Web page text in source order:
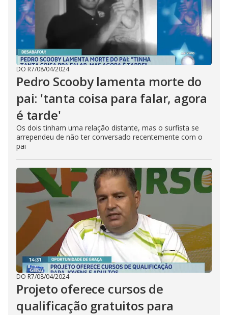
DO R7/08/04/2024
Pedro Scooby lamenta morte do
pai: 'tanta coisa para falar, agora
é tarde'
Os dois tinham uma relação distante, mas o surfista se
arrependeu de não ter conversado recentemente com o
pai
DO R7/08/04/2024
Projeto oferece cursos de
qualificação gratuitos para